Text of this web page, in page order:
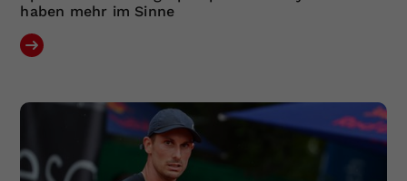
haben mehr im Sinne